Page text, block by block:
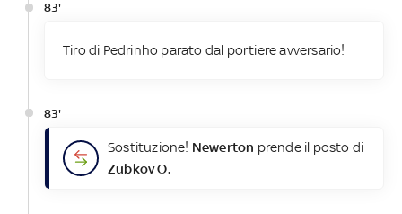
83'
Tiro di Pedrinho parato dal portiere avversario!
83'
Sostituzione! Newerton prende il posto di
Zubkov O.